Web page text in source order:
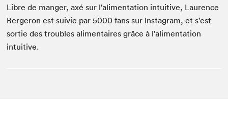
Libre de manger, axé sur l'alimentation intuitive, Laurence
Bergeron est suivie par 5000 fans sur Instagram, et s'est
sortie des troubles alimentaires grâce à l'alimentation
intuitive.